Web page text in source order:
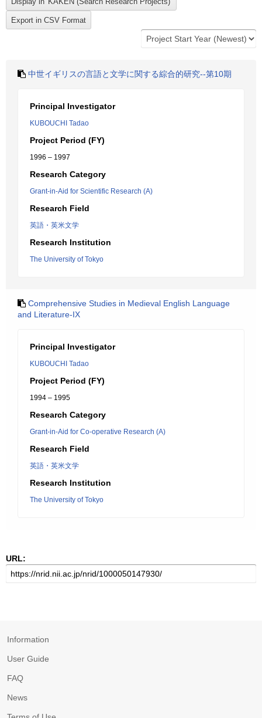
中世イギリスの言語と文学に関する綜合的研究--第10期
Principal Investigator
KUBOUCHI Tadao
Project Period (FY)
1996 – 1997
Research Category
Grant-in-Aid for Scientific Research (A)
Research Field
英語・英米文学
Research Institution
The University of Tokyo
Comprehensive Studies in Medieval English Language
and Literature-IX
Principal Investigator
KUBOUCHI Tadao
Project Period (FY)
1994 – 1995
Research Category
Grant-in-Aid for Co-operative Research (A)
Research Field
英語・英米文学
Research Institution
The University of Tokyo
URL:
Information
User Guide
FAQ
News